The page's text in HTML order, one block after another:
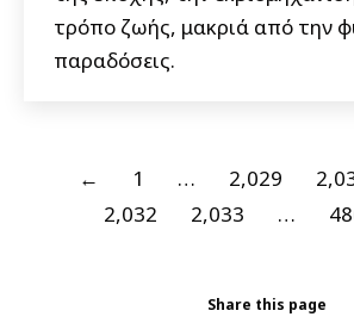
τρόπο ζωής, μακριά από την
παραδόσεις.
← 1 … 2,029
2,032
2,033 …
Share this page